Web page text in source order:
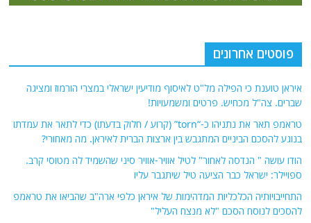
פוסטים אחרונים
איראן טוענת כי הפילה מל"ט לאיסוף מודיעין ישראלי במצרי הורמוז ומציגה
שברים. צה"ל מכחיש. פרטים ומשמעויות!
טראמפ תאר את נתניהו כ-“torn” (קרוע / חלוק בדעתו) כדי לתאר את עמדתו
בנוגע להסכם הביניים המתגבש בין ארצות הברית לאיראן. מה מאחורי?
הודו עושה " הנדסה לאחור" לטיל אוויר-אוויר סיני שהשמיד לה מטוסי קרב.
ספויילר: ישראל כבר הציעה טיל שיתגבר עליו
התחייבויותיה הכלכליות המדהימות של איראן כלפי ארה"ב שהביאו את טראמפ
להסכים לנוסח הסכם "לא מנצח העליל"